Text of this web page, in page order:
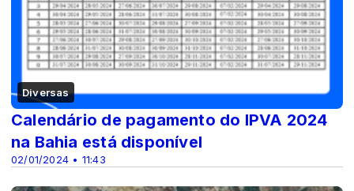
Diversas
02/01/2024 • 11:43
Calendário de pagamento do IPVA 2024
na Bahia está disponível